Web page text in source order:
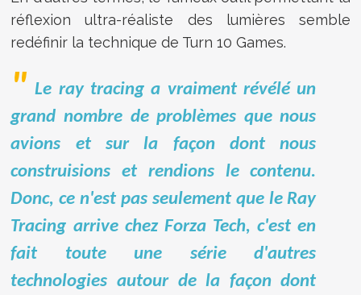
réflexion ultra-réaliste des lumières semble
redéfinir la technique de Turn 10 Games.
Le ray tracing a vraiment révélé un
grand nombre de problèmes que nous
avions et sur la façon dont nous
construisions et rendions le contenu.
Donc, ce n'est pas seulement que le Ray
Tracing arrive chez Forza Tech, c'est en
fait toute une série d'autres
technologies autour de la façon dont